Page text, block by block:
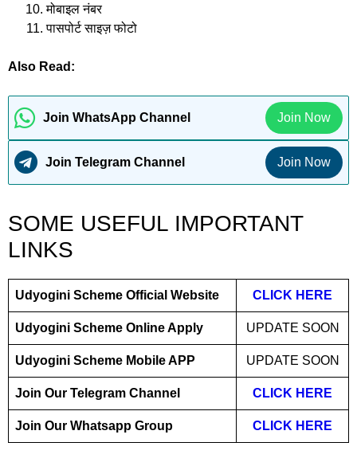
मोबाइल नंबर
पासपोर्ट साइज़ फोटो
Also Read:
Join WhatsApp Channel Join Now
Join Telegram Channel Join Now
SOME USEFUL IMPORTANT
LINKS
Udyogini Scheme Official Website CLICK HERE
Udyogini Scheme Online Apply UPDATE SOON
Udyogini Scheme Mobile APP UPDATE SOON
Join Our Telegram Channel CLICK HERE
Join Our Whatsapp Group CLICK HERE